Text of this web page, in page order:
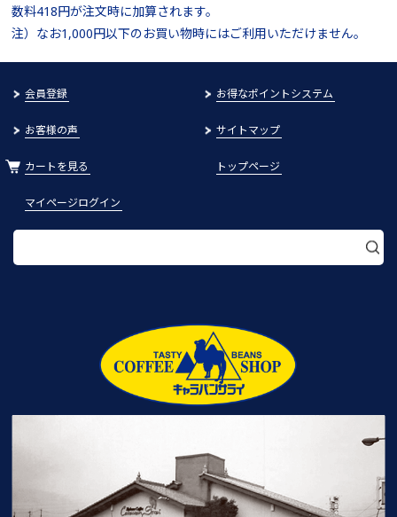
数料418円が注文時に加算されます。
注）なお1,000円以下のお買い物時にはご利用いただけません。
会員登録 お得なポイントシステム
お客様の声 サイトマップ
カートを見る トップページ
マイページログイン